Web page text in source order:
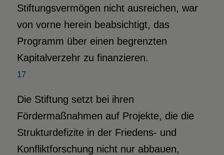
Stiftungsvermögen nicht ausreichen, war
von vorne herein beabsichtigt, das
Programm über einen begrenzten
Kapitalverzehr zu finanzieren.
17
Die Stiftung setzt bei ihren
Fördermaßnahmen auf Projekte, die die
Strukturdefizite in der Friedens- und
Konfliktforschung nicht nur abbauen,